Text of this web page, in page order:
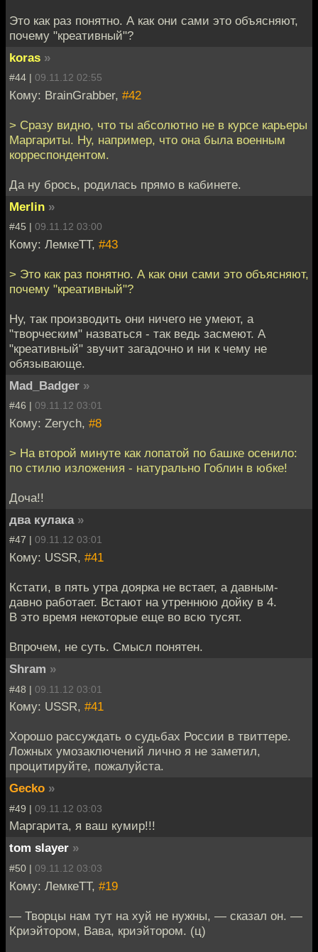
Это как раз понятно. А как они сами это объясняют,
почему "креативный"?
koras »
#44 | 09.11.12 02:55
Кому: BrainGrabber, #42
> Сразу видно, что ты абсолютно не в курсе карьеры
Маргариты. Ну, например, что она была военным
корреспондентом.
Да ну брось, родилась прямо в кабинете.
Merlin »
#45 | 09.11.12 03:00
Кому: ЛемкеТТ, #43
> Это как раз понятно. А как они сами это объясняют,
почему "креативный"?
Ну, так производить они ничего не умеют, а
"творческим" назваться - так ведь засмеют. А
"креативный" звучит загадочно и ни к чему не
обязывающе.
Mad_Badger »
#46 | 09.11.12 03:01
Кому: Zerych, #8
> На второй минуте как лопатой по башке осенило:
по стилю изложения - натурально Гоблин в юбке!
Доча!!
два кулака »
#47 | 09.11.12 03:01
Кому: USSR, #41
Кстати, в пять утра доярка не встает, а давным-
давно работает. Встают на утреннюю дойку в 4.
В это время некоторые еще во всю тусят.
Впрочем, не суть. Смысл понятен.
Shram »
#48 | 09.11.12 03:01
Кому: USSR, #41
Хорошо рассуждать о судьбах России в твиттере.
Ложных умозаключений лично я не заметил,
процитируйте, пожалуйста.
Gecko »
#49 | 09.11.12 03:03
Маргарита, я ваш кумир!!!
tom slayer »
#50 | 09.11.12 03:03
Кому: ЛемкеТТ, #19
— Творцы нам тут на хуй не нужны, — сказал он. —
Криэйтором, Вава, криэйтором. (ц)